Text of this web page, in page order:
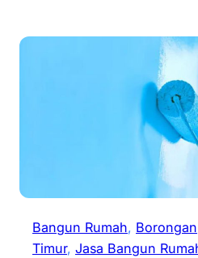
Bangun Rumah, Borongan
Timur, Jasa Bangun